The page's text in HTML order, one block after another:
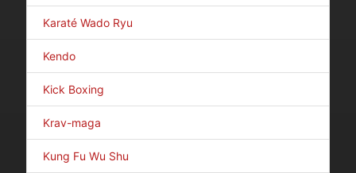
Karaté Wado Ryu
Kendo
Kick Boxing
Krav-maga
Kung Fu Wu Shu